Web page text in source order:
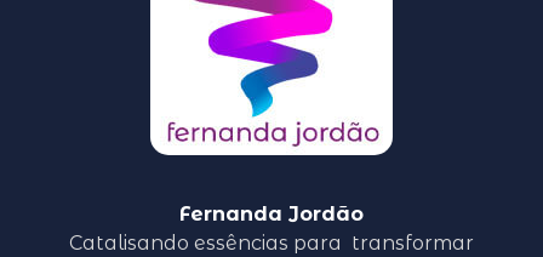
Fernanda Jordão
Catalisando essências para transformar